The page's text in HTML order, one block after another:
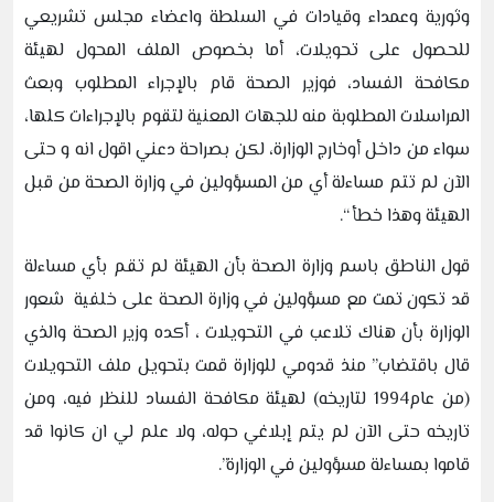
وثورية وعمداء وقيادات في السلطة واعضاء مجلس تشريعي
للحصول على تحويلات، أما بخصوص الملف المحول لهيئة
مكافحة الفساد، فوزير الصحة قام بالإجراء المطلوب وبعث
المراسلات المطلوبة منه للجهات المعنية لتقوم بالإجراءات كلها،
سواء من داخل أوخارج الوزارة، لكن بصراحة دعني اقول انه و حتى
الآن لم تتم مساءلة أي من المسؤولين في وزارة الصحة من قبل
الهيئة وهذا خطأ “.
قول الناطق باسم وزارة الصحة بأن الهيئة لم تقم بأي مساءلة
قد تكون تمت مع مسؤولين في وزارة الصحة على خلفية شعور
الوزارة بأن هناك تلاعب في التحويلات ، أكده وزير الصحة والذي
قال باقتضاب” منذ قدومي للوزارة قمت بتحويل ملف التحويلات
(من عام1994 لتاريخه) لهيئة مكافحة الفساد للنظر فيه، ومن
تاريخه حتى الآن لم يتم إبلاغي حوله، ولا علم لي ان كانوا قد
قاموا بمساءلة مسؤولين في الوزارة”.